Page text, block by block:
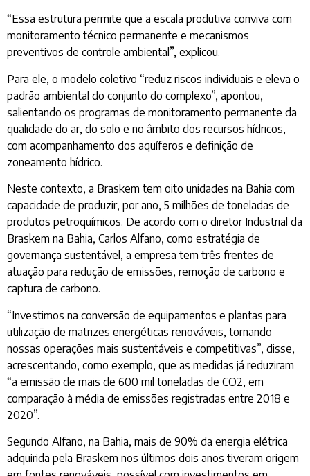
“Essa estrutura permite que a escala produtiva conviva com
monitoramento técnico permanente e mecanismos
preventivos de controle ambiental”, explicou.
Para ele, o modelo coletivo “reduz riscos individuais e eleva o
padrão ambiental do conjunto do complexo”, apontou,
salientando os programas de monitoramento permanente da
qualidade do ar, do solo e no âmbito dos recursos hídricos,
com acompanhamento dos aquíferos e definição de
zoneamento hídrico.
Neste contexto, a Braskem tem oito unidades na Bahia com
capacidade de produzir, por ano, 5 milhões de toneladas de
produtos petroquímicos. De acordo com o diretor Industrial da
Braskem na Bahia, Carlos Alfano, como estratégia de
governança sustentável, a empresa tem três frentes de
atuação para redução de emissões, remoção de carbono e
captura de carbono.
“Investimos na conversão de equipamentos e plantas para
utilização de matrizes energéticas renováveis, tornando
nossas operações mais sustentáveis e competitivas”, disse,
acrescentando, como exemplo, que as medidas já reduziram
“a emissão de mais de 600 mil toneladas de CO2, em
comparação à média de emissões registradas entre 2018 e
2020”.
Segundo Alfano, na Bahia, mais de 90% da energia elétrica
adquirida pela Braskem nos últimos dois anos tiveram origem